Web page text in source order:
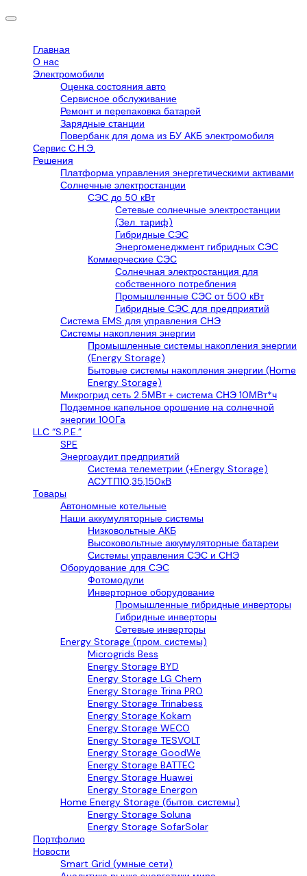
Главная
О нас
Электромобили
Оценка состояния авто
Сервисное обслуживание
Ремонт и перепаковка батарей
Зарядные станции
Повербанк для дома из БУ АКБ электромобиля
Сервис С.Н.Э.
Решения
Платформа управления энергетическими активами
Солнечные электростанции
СЭС до 50 кВт
Сетевые солнечные электростанции
(Зел. тариф)
Гибридные СЭС
Энергоменеджмент гибридных СЭС
Коммерческие СЭС
Солнечная электростанция для
собственного потребления
Промышленные СЭС от 500 кВт
Гибридные СЭС для предприятий
Система EMS для управления СНЭ
Системы накопления энергии
Промышленные системы накопления энергии
(Energy Storage)
Бытовые системы накопления энергии (Home
Energy Storage)
Микрогрид сеть 2.5МВт + система СНЭ 10МВт*ч
Подземное капельное орошение на солнечной
энергии 100Га
LLС “S.P.E.”
SPE
Энергоаудит предприятий
Система телеметрии (+Energy Storage)
АСУТП10,35,150кВ
Товары
Автономные котельные
Наши аккумуляторные системы
Низковольтные АКБ
Высоковольтные аккумуляторные батареи
Системы управления СЭС и СНЭ
Оборудование для СЭС
Фотомодули
Инверторное оборудование
Промышленные гибридные инверторы
Гибридные инверторы
Сетевые инверторы
Energy Storage (пром. системы)
Microgrids Bess
Energy Storage BYD
Energy Storage LG Chem
Energy Storage Trina PRO
Energy Storage Trinabess
Energy Storage Kokam
Energy Storage WECO
Energy Storage TESVOLT
Energy Storage GoodWe
Energy Storage BATTEC
Energy Storage Huawei
Energy Storage Energon
Home Energy Storage (бытов. системы)
Energy Storage Soluna
Energy Storage SofarSolar
Портфолио
Новости
Smart Grid (умные сети)